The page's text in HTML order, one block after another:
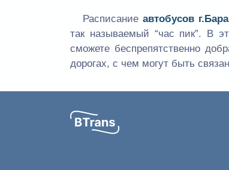
Расписаниеавтобусов
так называемый “час пик”. В
сможете беспрепятственно
дорогах, с чем могут быть